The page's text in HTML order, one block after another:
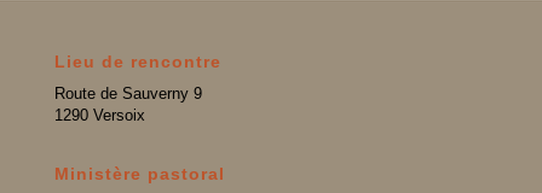
Lieu de rencontre
Route de Sauverny 9
1290 Versoix
Ministère pastoral